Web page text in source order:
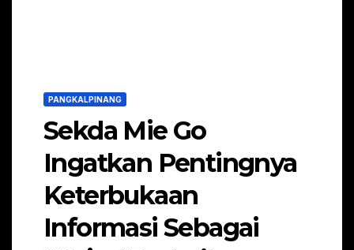
PANGKALPINANG
Sekda Mie Go
Ingatkan Pentingnya
Keterbukaan
Informasi Sebagai